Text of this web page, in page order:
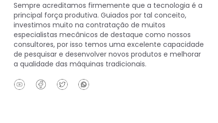
Sempre acreditamos firmemente que a tecnologia é a
principal força produtiva. Guiados por tal conceito,
investimos muito na contratação de muitos
especialistas mecânicos de destaque como nossos
consultores, por isso temos uma excelente capacidade
de pesquisar e desenvolver novos produtos e melhorar
a qualidade das máquinas tradicionais.